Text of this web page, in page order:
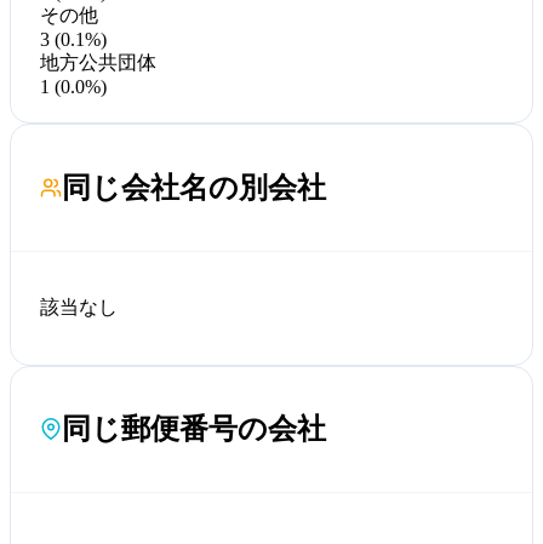
その他
3 (0.1%)
地方公共団体
1 (0.0%)
同じ会社名の別会社
該当なし
同じ郵便番号の会社